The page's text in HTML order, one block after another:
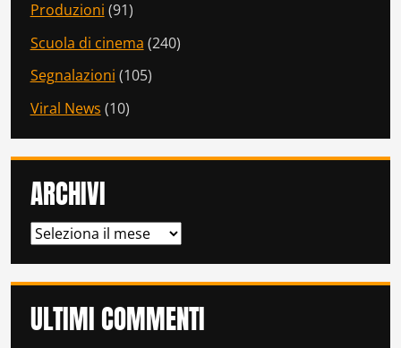
Produzioni (91)
Scuola di cinema (240)
Segnalazioni (105)
Viral News (10)
ARCHIVI
ARCHIVI
ULTIMI COMMENTI